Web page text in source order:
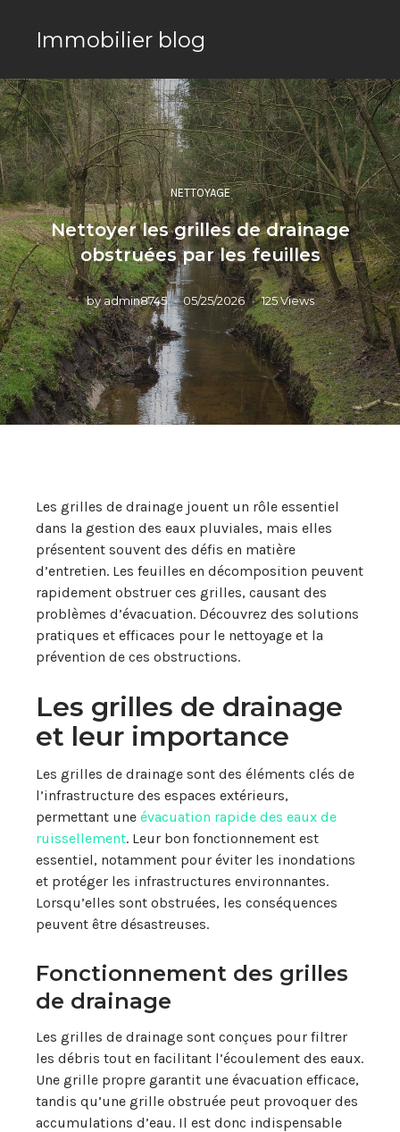
Immobilier blog
NETTOYAGE
Nettoyer les grilles de drainage
obstruées par les feuilles
byadmin8745 05/25/2026 125 Views
Les grilles de drainage jouent un rôle essentiel
dans la gestion des eaux pluviales, mais elles
présentent souvent des défis en matière
d’entretien. Les feuilles en décomposition peuvent
rapidement obstruer ces grilles, causant des
problèmes d’évacuation. Découvrez des solutions
pratiques et efficaces pour le nettoyage et la
prévention de ces obstructions.
Les grilles de drainage
et leur importance
Les grilles de drainage sont des éléments clés de
l’infrastructure des espaces extérieurs,
permettant une évacuation rapide des eaux de
ruissellement. Leur bon fonctionnement est
essentiel, notamment pour éviter les inondations
et protéger les infrastructures environnantes.
Lorsqu’elles sont obstruées, les conséquences
peuvent être désastreuses.
Fonctionnement des grilles
de drainage
Les grilles de drainage sont conçues pour filtrer
les débris tout en facilitant l’écoulement des eaux.
Une grille propre garantit une évacuation efficace,
tandis qu’une grille obstruée peut provoquer des
accumulations d’eau. Il est donc indispensable